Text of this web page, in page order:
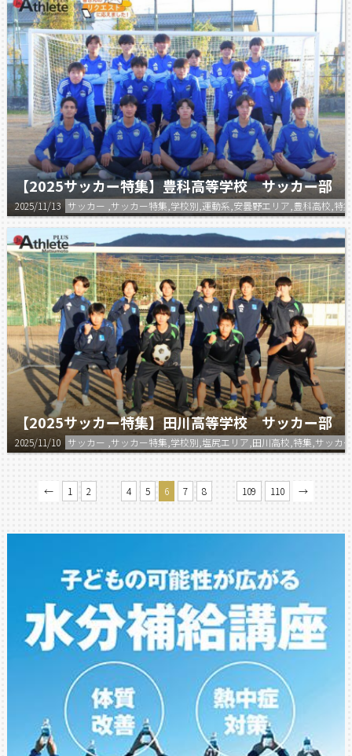
【2025サッカー特集】豊科高等学校 サッカー部
2025/11/13 サッカー ,サッカー特集,学校別,運動系,安曇野エリア,豊科高校,特
【2025サッカー特集】田川高等学校 サッカー部
2025/11/10 サッカー ,サッカー特集,学校別,塩尻エリア,田川高校,特集,サッカー
← 1 2 4 5 6 7 8 109 110 →